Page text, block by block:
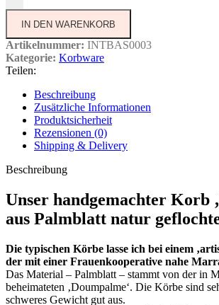
IN DEN WARENKORB
Artikelnummer: INTBAS0003
Kategorie: Korbware
Teilen:
Beschreibung
Zusätzliche Informationen
Produktsicherheit
Rezensionen (0)
Shipping & Delivery
Beschreibung
Unser handgemachter Korb
aus Palmblatt natur
Die typischen Körbe lasse ich bei einem
der mit einer Frauenkooperative nahe
Das Material – Palmblatt – stammt von der in
beheimateten ‚Doumpalme‘. Die Körbe sind
schweres Gewicht gut aus.